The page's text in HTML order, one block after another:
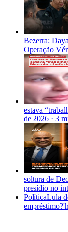
Bezerra:
Operação
estava
de 2026 · 3
soltura de
presídio no
PolíticaLula
empréstimo?'